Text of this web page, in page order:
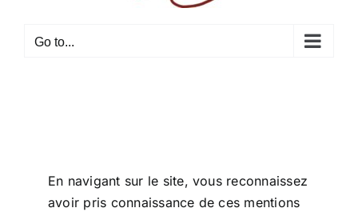
Go to...
En navigant sur le site, vous reconnaissez
avoir pris connaissance de ces mentions